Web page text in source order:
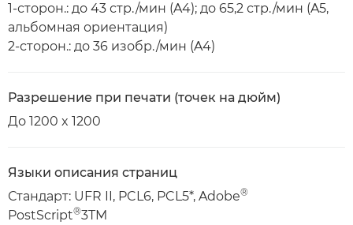
1-сторон.: до 43 стр./мин (A4); до 65,2 стр./мин (A5,
альбомная ориентация)
2-сторон.: до 36 изобр./мин (A4)
Разрешение при печати (точек на дюйм)
До 1200 x 1200
Языки описания страниц
Стандарт: UFR II, PCL6, PCL5*, Adobe®
PostScript®3TM